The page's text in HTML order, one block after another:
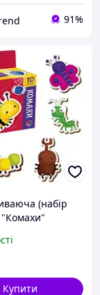
91%
(набір
"Комахи"
Купити